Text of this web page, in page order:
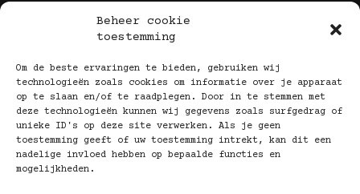
Beheer cookie
toestemming
Om de beste ervaringen te bieden, gebruiken wij
technologieën zoals cookies om informatie over je apparaat
op te slaan en/of te raadplegen. Door in te stemmen met
deze technologieën kunnen wij gegevens zoals surfgedrag of
unieke ID's op deze site verwerken. Als je geen
toestemming geeft of uw toestemming intrekt, kan dit een
nadelige invloed hebben op bepaalde functies en
mogelijkheden.
info@kootbrillen.nl
Volg Ons!